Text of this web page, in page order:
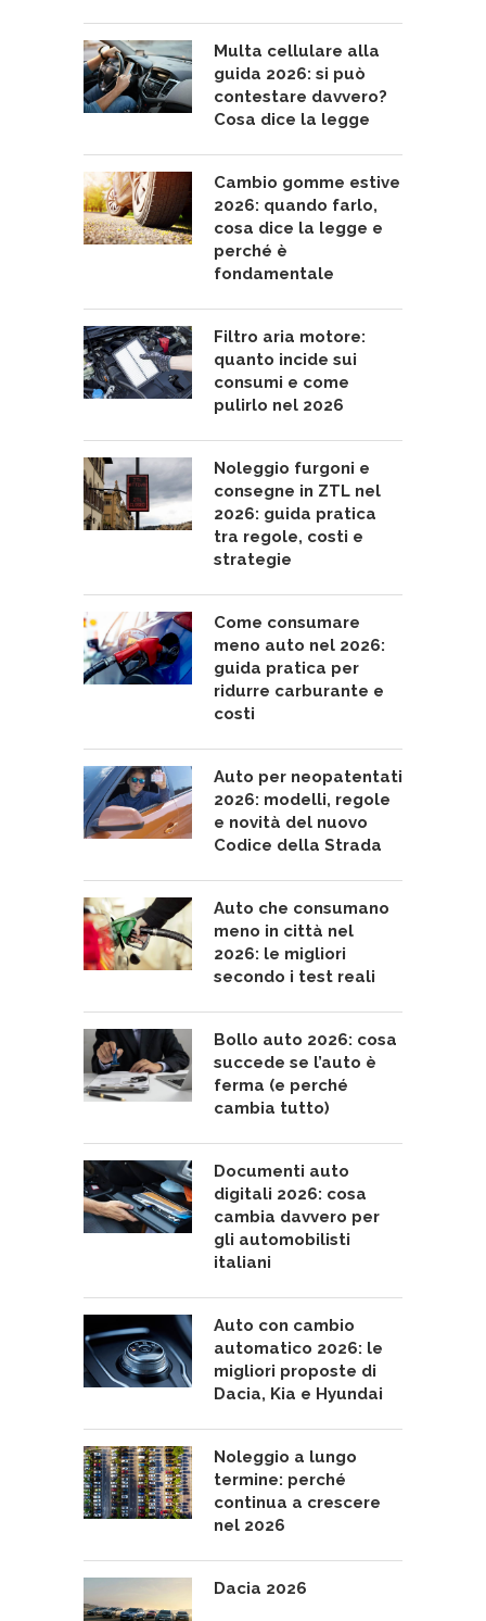
Multa cellulare alla
guida 2026: si può
contestare davvero?
Cosa dice la legge
Cambio gomme estive
2026: quando farlo,
cosa dice la legge e
perché è
fondamentale
Filtro aria motore:
quanto incide sui
consumi e come
pulirlo nel 2026
Noleggio furgoni e
consegne in ZTL nel
2026: guida pratica
tra regole, costi e
strategie
Come consumare
meno auto nel 2026:
guida pratica per
ridurre carburante e
costi
Auto per neopatentati
2026: modelli, regole
e novità del nuovo
Codice della Strada
Auto che consumano
meno in città nel
2026: le migliori
secondo i test reali
Bollo auto 2026: cosa
succede se l’auto è
ferma (e perché
cambia tutto)
Documenti auto
digitali 2026: cosa
cambia davvero per
gli automobilisti
italiani
Auto con cambio
automatico 2026: le
migliori proposte di
Dacia, Kia e Hyundai
Noleggio a lungo
termine: perché
continua a crescere
nel 2026
Dacia 2026